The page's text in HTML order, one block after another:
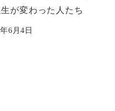
が変わった人たち
6月4日